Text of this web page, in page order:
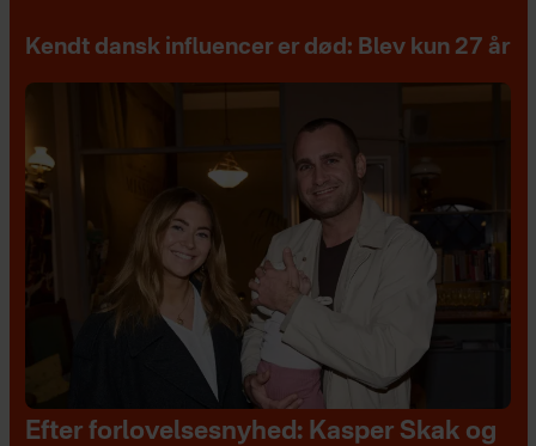
Kendt dansk influencer er død: Blev kun 27 år
Efter forlovelsesnyhed: Kasper Skak og